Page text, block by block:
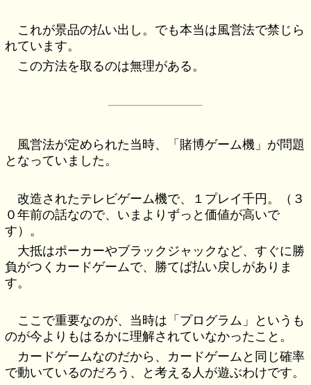
これが景品の払い出し。でも本当は風営法で禁じら
れています。
この方法を取るのは無理がある。
風営法が定められた当時、「賭博ゲーム機」が問題
となっていました。
改造されたテレビゲーム機で、１プレイ千円。（３
０年前の話なので、いまよりずっと価値が高いで
す）。
大抵はポーカーやブラックジャックなど、すぐに勝
負がつくカードゲームで、勝てば払い戻しがありま
す。
ここで重要なのが、当時は「プログラム」というも
のが今よりもはるかに理解されていなかったこと。
カードゲームなのだから、カードゲームと同じ確率
で動いているのだろう、と考える人が遊ぶわけです。